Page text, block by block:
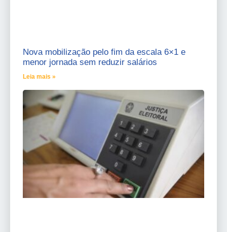
Nova mobilização pelo fim da escala 6×1 e
menor jornada sem reduzir salários
Leia mais »